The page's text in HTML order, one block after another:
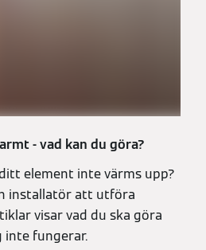
- vad kan du göra?
element inte värms upp?
installatör att utföra
visar vad du ska göra
inte fungerar.